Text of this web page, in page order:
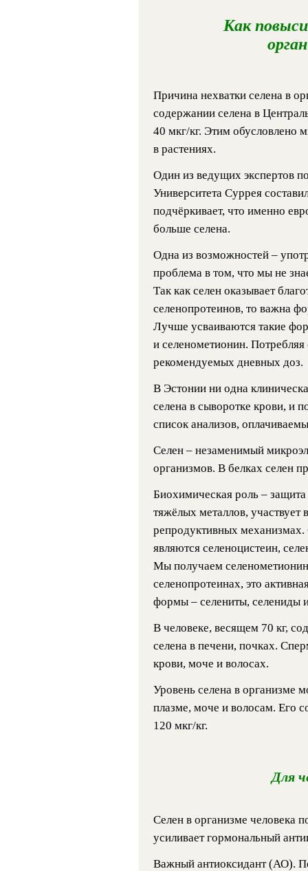
Как
Причина нехватки селена в
содержании селена в
40 мкг/кг. Этим обусловлено
в растениях.
Один из ведущих экспертов
Университета Суррея
подчёркивает, что именно
больше селена.
Одна из возможностей –
проблема в том, что мы не
Так как селен оказывает
селенопротеинов, то важна
Лучше усваиваются такие
и селенометионин.
рекомендуемых дневных доз.
В Эстонии ни одна
селена в сыворотке крови, и
список анализов,
Селен – незаменимый
организмов. В белках селен
Биохимическая роль – защита
тяжёлых металлов,
репродуктивных
являются селеноцистеин,
Мы получаем
селенопротеинах, это
формы – селениты, селениды
В человеке, весящем 70 кг,
селена в печени, почках.
крови, моче и волосах.
Уровень селена в организме
плазме, моче и волосам. Его
120 мкг/кг.
Для
Селен в организме человека
усиливает гормональный
Важный антиоксидант (АО).